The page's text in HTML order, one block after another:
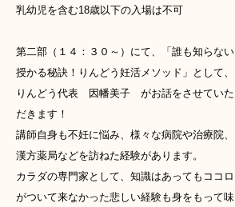
乳幼児を含む18歳以下の入場は不可
第二部（１４：３０～）にて、「誰も知らない
授かる秘訣！りんどう妊活メソッド」として、
りんどう代表 因幡美子 がお話をさせていた
だきます！
講師自身も不妊に悩み、様々な病院や治療院、
漢方薬局などを訪ねた経験があります。
カラダの専門家として、知識はあってもココロ
がついて来なかった悲しい経験も身をもって味